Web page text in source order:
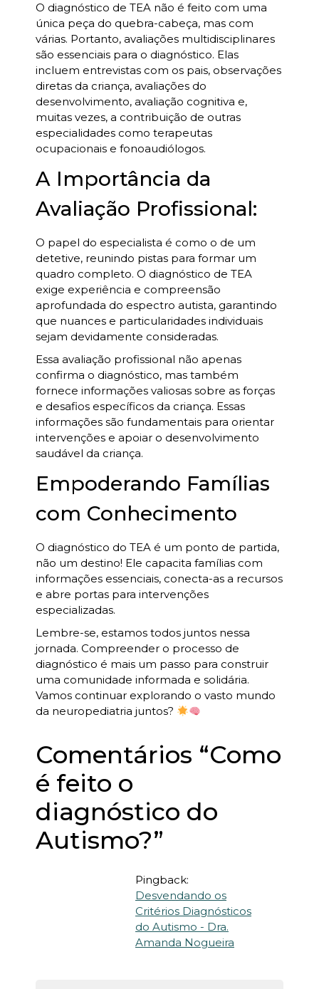
O diagnóstico de TEA não é feito com uma
única peça do quebra-cabeça, mas com
várias. Portanto, avaliações multidisciplinares
são essenciais para o diagnóstico. Elas
incluem entrevistas com os pais, observações
diretas da criança, avaliações do
desenvolvimento, avaliação cognitiva e,
muitas vezes, a contribuição de outras
especialidades como terapeutas
ocupacionais e fonoaudiólogos.
A Importância da
Avaliação Profissional:
O papel do especialista é como o de um
detetive, reunindo pistas para formar um
quadro completo. O diagnóstico de TEA
exige experiência e compreensão
aprofundada do espectro autista, garantindo
que nuances e particularidades individuais
sejam devidamente consideradas.
Essa avaliação profissional não apenas
confirma o diagnóstico, mas também
fornece informações valiosas sobre as forças
e desafios específicos da criança. Essas
informações são fundamentais para orientar
intervenções e apoiar o desenvolvimento
saudável da criança.
Empoderando Famílias
com Conhecimento
O diagnóstico do TEA é um ponto de partida,
não um destino! Ele capacita famílias com
informações essenciais, conecta-as a recursos
e abre portas para intervenções
especializadas.
Lembre-se, estamos todos juntos nessa
jornada. Compreender o processo de
diagnóstico é mais um passo para construir
uma comunidade informada e solidária.
Vamos continuar explorando o vasto mundo
da neuropediatria juntos?
Comentários “Como
é feito o
diagnóstico do
Autismo?”
Pingback:
Desvendando os
Critérios Diagnósticos
do Autismo - Dra.
Amanda Nogueira